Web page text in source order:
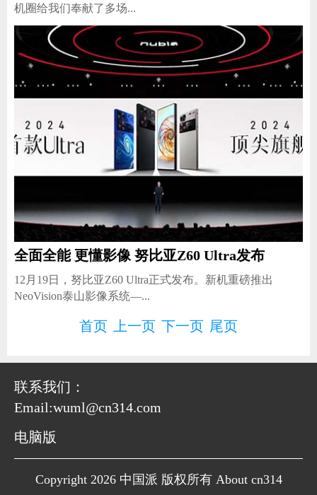
机圈给我们奉献了多场...
全面全能 更懂影像 努比亚Z60 Ultra发布
12月19日，努比亚Z60 Ultra正式发布。新机重磅推出
NeoVision泰山影像系统—...
首页 上一页 下一页 尾页
联系我们：
Email:wuml@cn314.com
电脑版
Copyright 2026 中国派 版权所有 About cn314